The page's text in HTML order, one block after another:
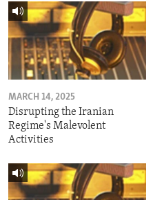
MARCH 14, 2025
Disrupting the Iranian
Regime's Malevolent
Activities